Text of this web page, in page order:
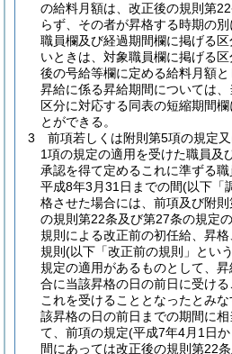
の給料月額は、改正後の規則第
らず、その者が昇格する時期の
職員欄及び経過期間欄に掲げる区
いときは、対象職員欄に掲げる区
後の号給等欄に定める給料月額
昇給に係る昇給期間については
区分に対応する同表の短縮期間
とができる。
3
前項若しくは附則第5項の規定
1項の規定の適用を受けた職員及
承認を得て定めるこれに準ずる
平成8年3月31日までの間(以下「
格させた場合には、前項及び附
の規則第22条及び第27条の規定
規則による改正前の初任給、昇
規則 (以下「改正前の規則」とい
規定の適用があるものとして、
合に当該昇格の日の前日に受け
これを受けることとなったとみ
該昇格の日の前日までの期間に
て、前項の規定(平成7年4月1日
間にあっては改正後の規則第22